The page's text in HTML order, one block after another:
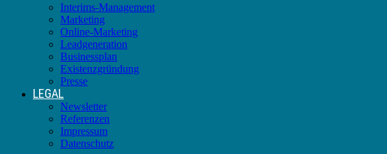
Interims-Management
Marketing
Online-Marketing
Leadgeneration
Businessplan
Existenzgründung
Presse
LEGAL
Newsletter
Referenzen
Impressum
Datenschutz